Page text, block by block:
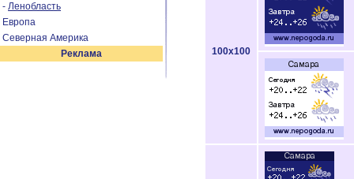
- Ленобласть
Европа
Северная Америка
Реклама
100x100